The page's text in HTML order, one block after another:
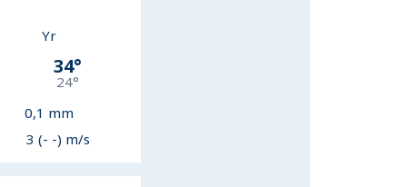
Yr
34°
24°
0,1 mm
3 (- -) m/s